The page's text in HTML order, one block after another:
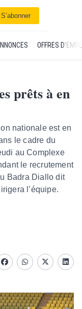
S’abonner
OFFRES
prêts à en
nationale est en
le cadre du
au Complexe
le recrutement
Badra Diallo dit
l’équipe.
FacebookwhatsappTwitter